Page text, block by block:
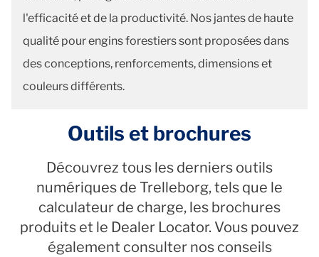
l'efficacité et de la productivité. Nos jantes de haute
qualité pour engins forestiers sont proposées dans
des conceptions, renforcements, dimensions et
couleurs différents.
Outils et brochures
Découvrez tous les derniers outils
numériques de Trelleborg, tels que le
calculateur de charge, les brochures
produits et le Dealer Locator. Vous pouvez
également consulter nos conseils